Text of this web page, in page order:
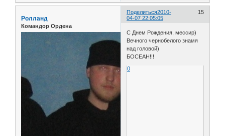
Поделиться 15
2010-
04-07 22:05:05
Ролланд
Командор Ордена
С Днем Рождения, мессир)
Вечного чернобелого знамя
над головой)
БОСЕАН!!!
0